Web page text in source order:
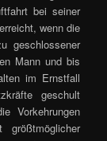
bei seiner
wenn die
geschlossener
Mann und bis
im Ernstfall
geschult
Vorkehrungen